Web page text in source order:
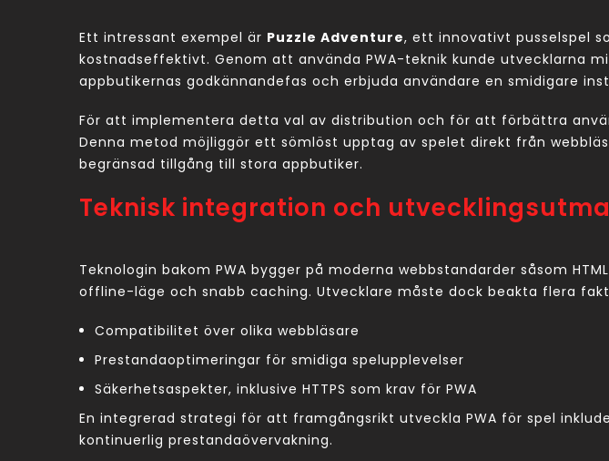
Ett intressant exempel är Puzzle Adventure, ett innovativt pusselspel
kostnadseffektivt. Genom att använda PWA-teknik kunde utvecklarna
appbutikernas godkännandefas och erbjuda användare en smidigare
För att implementera detta val av distribution och för att förbättra
Denna metod möjliggör ett sömlöst upptag av spelet direkt från
begränsad tillgång till stora appbutiker.
Teknisk integration och
Teknologin bakom PWA bygger på moderna webbstandarder såsom
offline-läge och snabb caching. Utvecklare måste dock beakta flera
Compatibilitet över olika webbläsare
Prestandaoptimeringar för smidiga spelupplevelser
Säkerhetsaspekter, inklusive HTTPS som krav för PWA
En integrerad strategi för att framgångsrikt utveckla PWA för spel
kontinuerlig prestandaövervakning.